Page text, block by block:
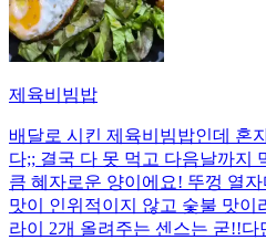
제육비빔밥
배달로 시킨 제육비빔밥인데 혼
다;; 결국 다 못 먹고 다음날까지
큼 혜자로운 양이에요! 뚜껑 열
맛이 인위적이지 않고 숯불 맛이
라이 2개 올려주는 센스는 굳!!